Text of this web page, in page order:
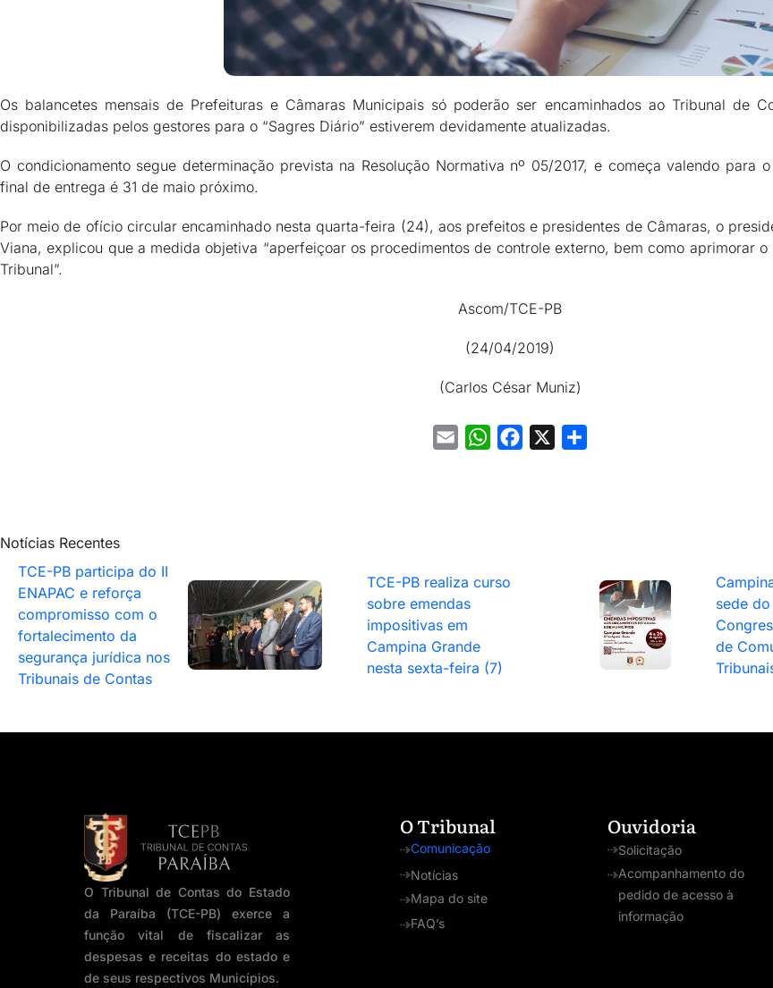
Os balancetes mensais de Prefeituras e Câmaras Municipais só poderão ser encaminhados ao Tribunal de
disponibilizadas pelos gestores para o “Sagres Diário” estiverem devidamente atualizadas.
O condicionamento segue determinação prevista na Resolução Normativa nº 05/2017, e começa valendo para
final de entrega é 31 de maio próximo.
Por meio de ofício circular encaminhado nesta quarta-feira (24), aos prefeitos e presidentes de Câmaras, o
Viana, explicou que a medida objetiva “aperfeiçoar os procedimentos de controle externo, bem como aprimorar
Tribunal”.
Ascom/TCE-PB
(24/04/2019)
(Carlos César Muniz)
Email WhatsAppFacebook
Notícias Recentes
TCE-PB participa do II
ENAPAC e reforça
compromisso com o
fortalecimento da
segurança jurídica nos
Tribunais de Contas
TCE-PB realiza curso
sobre emendas
impositivas em
Campina Grande
nesta sexta-feira (7)
sede do
de
O Tribunal de Contas do Estado
da Paraíba (TCE-PB) exerce a
função vital de fiscalizar as
despesas e receitas do estado e
de seus respectivos Municípios.
O Tribunal
Comunicação
Notícias
Mapa do site
FAQ’s
Ouvidoria
Solicitação
Acompanhamento do
pedido de acesso à
informação